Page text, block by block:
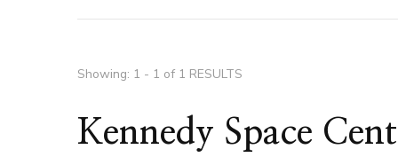
Showing: 1 - 1 of 1 RESULTS
Kennedy Space